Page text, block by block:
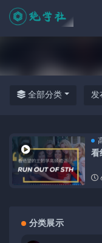
全部分类 发
看
分类展示